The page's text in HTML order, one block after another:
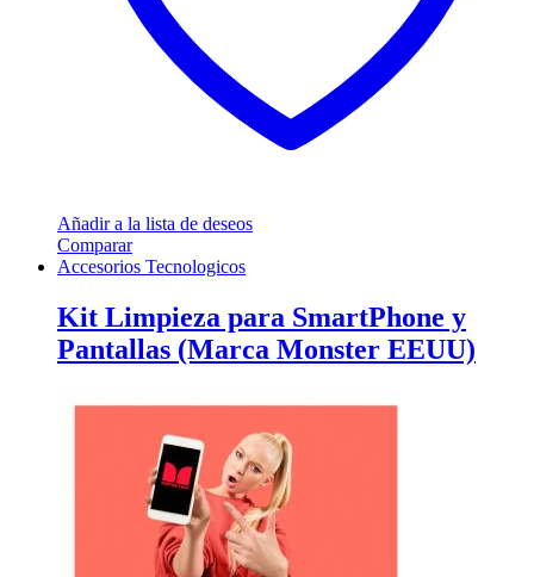
Añadir a la lista de deseos
Comparar
Accesorios Tecnologicos
Kit Limpieza para SmartPhone y
Pantallas (Marca Monster EEUU)